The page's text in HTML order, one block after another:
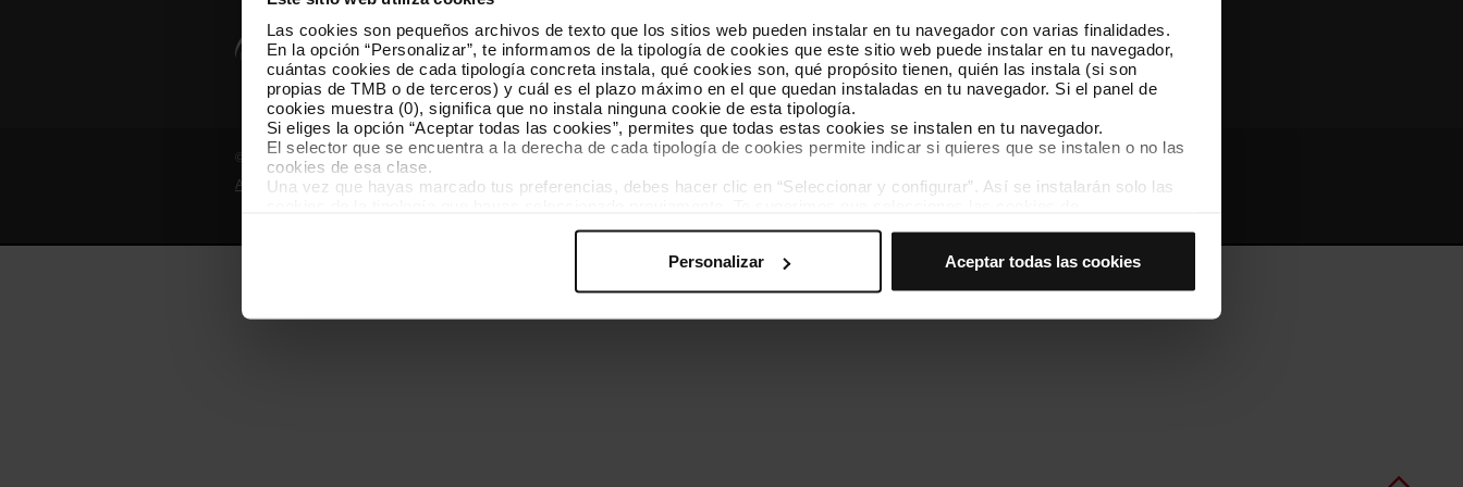
Las cookies son pequeños archivos de texto que los sitios web pueden instalar en tu navegador con varias finalidades.
En la opción “Personalizar”, te informamos de la tipología de cookies que este sitio web puede instalar en tu navegador,
cuántas cookies de cada tipología concreta instala, qué cookies son, qué propósito tienen, quién las instala (si son
propias de TMB o de terceros) y cuál es el plazo máximo en el que quedan instaladas en tu navegador. Si el panel de
cookies muestra (0), significa que no instala ninguna cookie de esta tipología.
Si eliges la opción “Aceptar todas las cookies”, permites que todas estas cookies se instalen en tu navegador.
El selector que se encuentra a la derecha de cada tipología de cookies permite indicar si quieres que se instalen o no las
cookies de esa clase.
Una vez que hayas marcado tus preferencias, debes hacer clic en “Seleccionar y configurar”. Así se instalarán solo las
personalización, porque permiten recordar tus opciones de navegación (como el idioma) y mejoran tu experiencia de
Las cookies necesarias son imprescindibles para el funcionamiento de la web y, por tanto, si no las aceptas, no puedes
“Gestor de cookies”, que encontrarás en el menú de la parte inferior de la web.
Personalizar Aceptar todas las cookies
Conócenos Contacta Otras webs de TMB
© Grupo TMB - Todos los derechos reservados
Aviso legal
Política de privacidad Política de cookies Gestor de cookies Accesibilidad Mapa web Webs de interés Intranet